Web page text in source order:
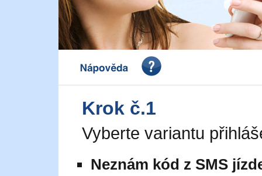
Nápověda
Krok č.1
Vyberte variantu
Neznám kód z SMS